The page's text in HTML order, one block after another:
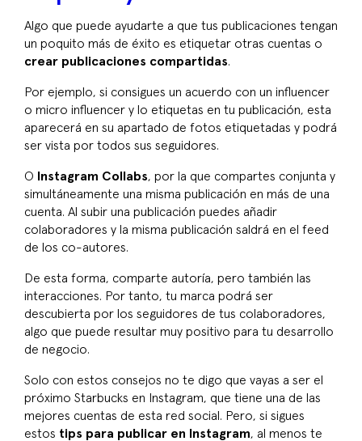
Algo que puede ayudarte a que tus publicaciones tengan
un poquito más de éxito es etiquetar otras cuentas o
crear publicaciones compartidas.
Por ejemplo, si consigues un acuerdo con un influencer
o micro influencer y lo etiquetas en tu publicación, esta
aparecerá en su apartado de fotos etiquetadas y podrá
ser vista por todos sus seguidores.
O Instagram Collabs, por la que compartes conjunta y
simultáneamente una misma publicación en más de una
cuenta. Al subir una publicación puedes añadir
colaboradores y la misma publicación saldrá en el feed
de los co-autores.
De esta forma, comparte autoría, pero también las
interacciones. Por tanto, tu marca podrá ser
descubierta por los seguidores de tus colaboradores,
algo que puede resultar muy positivo para tu desarrollo
de negocio.
Solo con estos consejos no te digo que vayas a ser el
próximo Starbucks en Instagram, que tiene una de las
mejores cuentas de esta red social. Pero, si sigues
estos tips para publicar en Instagram, al menos te